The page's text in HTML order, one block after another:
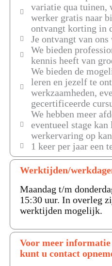
variatie qua tuinen,
werker gratis naar
ontvangt korting in
Je ontvangt van
We bieden
kennis heeft van
We bieden de
leren en jezelf te
werkzaamheden,
gecertificeerde
We hebben meer
eventueel stage kan
werkervaring op
1 keer per jaar een
Werktijden/
Maandag t/m
15:30 uur. In overleg
werktijden mogelijk.
Voor meer
kunt u contact